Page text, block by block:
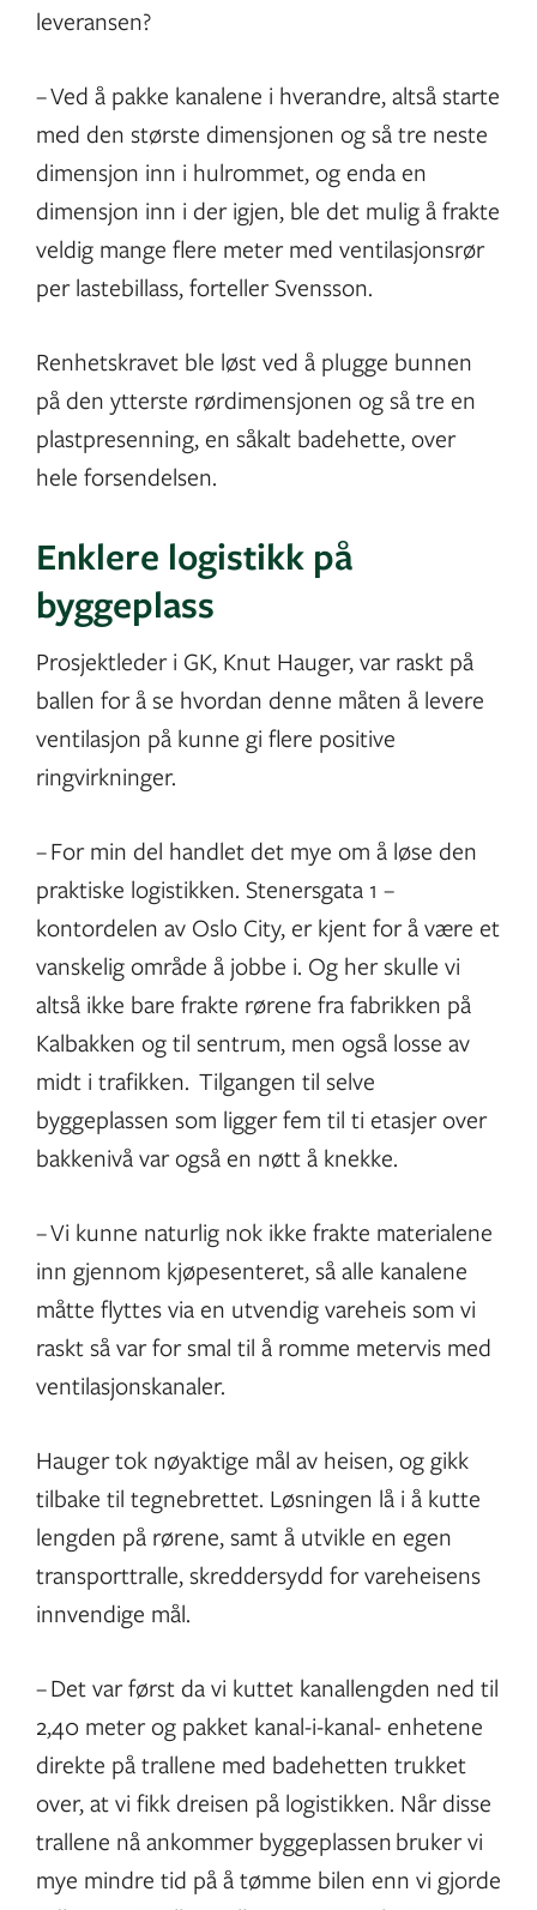
leveransen?
– Ved å pakke kanalene i hverandre, altså starte
med den største dimensjonen og så tre neste
dimensjon inn i hulrommet, og enda en
dimensjon inn i der igjen, ble det mulig å frakte
veldig mange flere meter med ventilasjonsrør
per lastebillass, forteller Svensson.
Renhetskravet ble løst ved å plugge bunnen
på den ytterste rørdimensjonen og så tre en
plastpresenning, en såkalt badehette, over
hele forsendelsen.
Enklere logistikk på
byggeplass
Prosjektleder i GK, Knut Hauger, var raskt på
ballen for å se hvordan denne måten å levere
ventilasjon på kunne gi flere positive
ringvirkninger.
– For min del handlet det mye om å løse den
praktiske logistikken. Stenersgata 1 –
kontordelen av Oslo City, er kjent for å være et
vanskelig område å jobbe i. Og her skulle vi
altså ikke bare frakte rørene fra fabrikken på
Kalbakken og til sentrum, men også losse av
midt i trafikken. Tilgangen til selve
byggeplassen som ligger fem til ti etasjer over
bakkenivå var også en nøtt å knekke.
– Vi kunne naturlig nok ikke frakte materialene
inn gjennom kjøpesenteret, så alle kanalene
måtte flyttes via en utvendig vareheis som vi
raskt så var for smal til å romme metervis med
ventilasjonskanaler.
Hauger tok nøyaktige mål av heisen, og gikk
tilbake til tegnebrettet. Løsningen lå i å kutte
lengden på rørene, samt å utvikle en egen
transporttralle, skreddersydd for vareheisens
innvendige mål.
– Det var først da vi kuttet kanallengden ned til
2,40 meter og pakket kanal-i-kanal- enhetene
direkte på trallene med badehetten trukket
over, at vi fikk dreisen på logistikken. Når disse
trallene nå ankommer byggeplassen bruker vi
mye mindre tid på å tømme bilen enn vi gjorde